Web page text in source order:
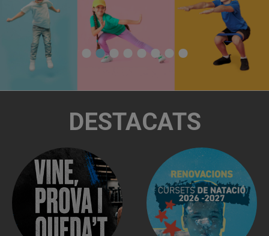
DESTACATS